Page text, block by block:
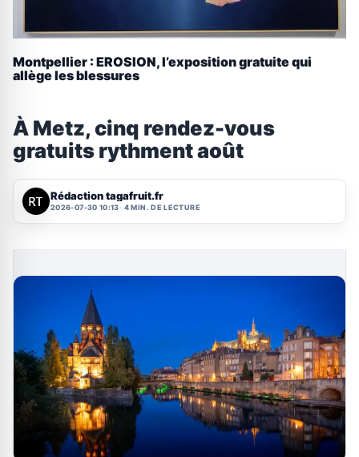
Montpellier : EROSION, l’exposition gratuite qui
allège les blessures
À Metz, cinq rendez-vous
gratuits rythment août
Rédaction tagafruit.fr
2026-07-30 10:13 4 MIN. DE LECTURE